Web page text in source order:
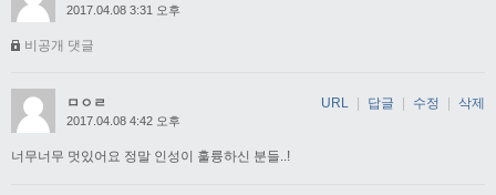
2017.04.08 3:31 오후
비공개 댓글
ㅁㅇㄹ
2017.04.08 4:42 오후
너무너무 멋있어요 정말 인성이 훌륭하신 분들..!
URL 답글 수정 삭제